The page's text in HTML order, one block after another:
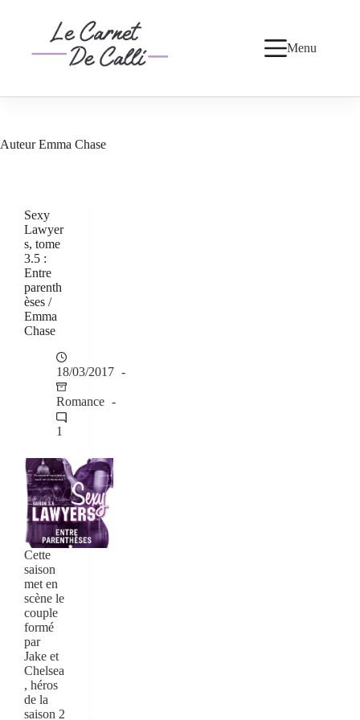
Menu
AuteurEmma Chase
Sexy
Lawyer
s, tome
3.5 :
Entre
parenth
èses /
Emma
Chase
18/03/2017
Romance
1
Cette
saison
met en
scène le
couple
formé
par
Jake et
Chelsea
, héros
de la
saison 2